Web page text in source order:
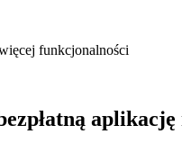
funkcjonalności
aplikację